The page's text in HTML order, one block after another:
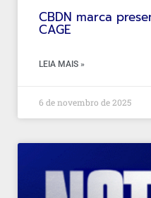
CBDN marca
CAGE
LEIA MAIS »
6 de novembro de 2025